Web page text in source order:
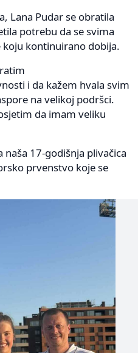
Lana Pudar se obratila
potrebu da se svima
koju kontinuirano dobija.
i da kažem hvala svim
na velikoj podršci.
da imam veliku
17-godišnja plivačica
prvenstvo koje se